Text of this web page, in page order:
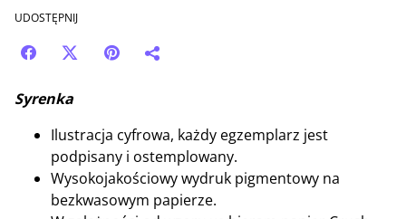
UDOSTĘPNIJ
Syrenka
Ilustracja cyfrowa, każdy egzemplarz jest
podpisany i ostemplowany.
Wysokojakościowy wydruk pigmentowy na
bezkwasowym papierze.